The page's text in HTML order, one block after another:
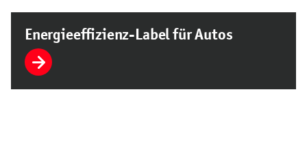
Energieeffizienz-Label für Autos